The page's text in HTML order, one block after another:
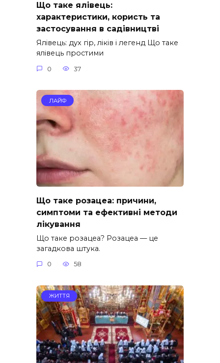
Що таке ялівець:
характеристики, користь та
застосування в садівництві
Ялівець: дух гір, ліків і легенд Що таке
ялівець простими
0 37
ЛАЙФ
Що таке розацеа: причини,
симптоми та ефективні методи
лікування
Що таке розацеа? Розацеа — це
загадкова штука.
0 58
ЖИТТЯ